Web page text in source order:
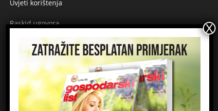
Uvjeti korištenja
Raskid ugovora
Načini plaćanja
Sigurnost plaćanja
Prijavite se na newsletter